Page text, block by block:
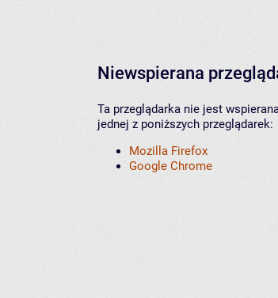
Niewspierana
Ta przeglądarka nie jest
jednej z poniższych przeglądarek:
Mozilla Firefox
Google Chrome